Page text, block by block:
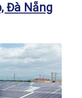
Đà Nẵng